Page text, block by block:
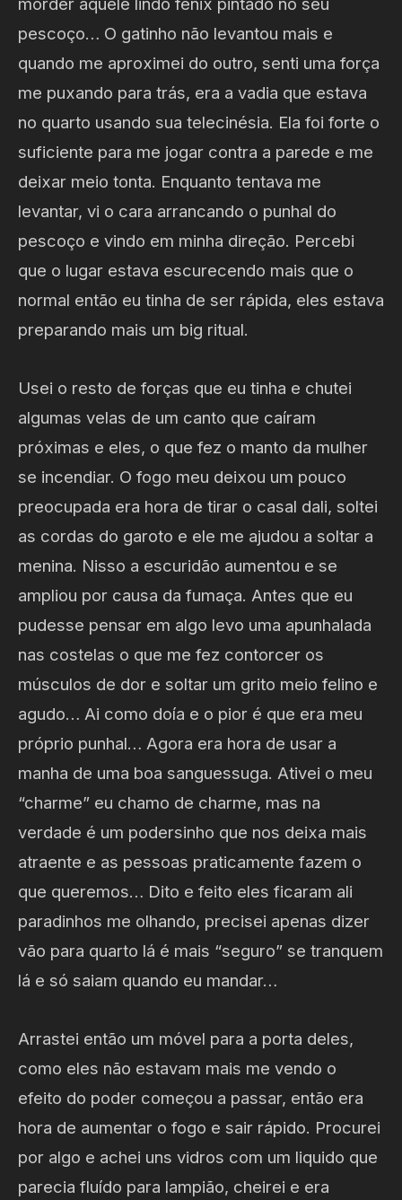
pescoço… O gatinho não levantou mais e
quando me aproximei do outro, senti uma força
me puxando para trás, era a vadia que estava
no quarto usando sua telecinésia. Ela foi forte o
suficiente para me jogar contra a parede e me
deixar meio tonta. Enquanto tentava me
levantar, vi o cara arrancando o punhal do
pescoço e vindo em minha direção. Percebi
que o lugar estava escurecendo mais que o
normal então eu tinha de ser rápida, eles estava
preparando mais um big ritual.
Usei o resto de forças que eu tinha e chutei
algumas velas de um canto que caíram
próximas e eles, o que fez o manto da mulher
se incendiar. O fogo meu deixou um pouco
preocupada era hora de tirar o casal dali, soltei
as cordas do garoto e ele me ajudou a soltar a
menina. Nisso a escuridão aumentou e se
ampliou por causa da fumaça. Antes que eu
pudesse pensar em algo levo uma apunhalada
nas costelas o que me fez contorcer os
músculos de dor e soltar um grito meio felino e
agudo… Ai como doía e o pior é que era meu
próprio punhal… Agora era hora de usar a
manha de uma boa sanguessuga. Ativei o meu
“charme” eu chamo de charme, mas na
verdade é um podersinho que nos deixa mais
atraente e as pessoas praticamente fazem o
que queremos… Dito e feito eles ficaram ali
paradinhos me olhando, precisei apenas dizer
vão para quarto lá é mais “seguro” se tranquem
lá e só saiam quando eu mandar…
Arrastei então um móvel para a porta deles,
como eles não estavam mais me vendo o
efeito do poder começou a passar, então era
hora de aumentar o fogo e sair rápido. Procurei
por algo e achei uns vidros com um liquido que
parecia fluído para lampião, cheirei e era